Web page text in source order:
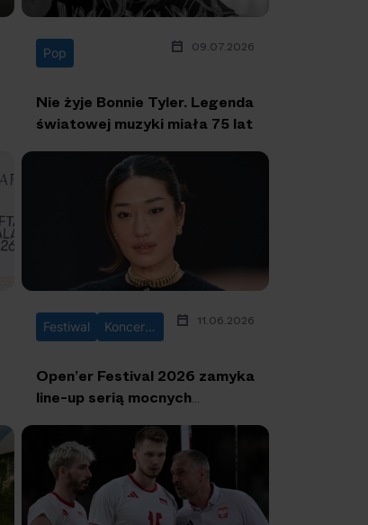
Pop 09.07.2026
Nie żyje Bonnie Tyler. Legenda
światowej muzyki miała 75 lat
Festiwal Koncerty 11.06.2026
Open’er Festival 2026 zamyka
line-up serią mocnych